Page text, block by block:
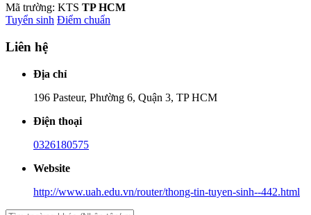
Mã trường: KTS TP HCM
Tuyển sinh Điểm chuẩn
Liên hệ
Địa chỉ
196 Pasteur, Phường 6, Quận 3, TP HCM
Điện thoại
0326180575
Website
http://www.uah.edu.vn/router/thong-tin-tuyen-sinh--442.html